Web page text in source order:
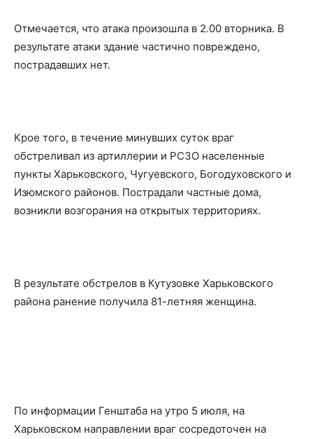
Отмечается, что атака произошла в 2.00 вторника. В
результате атаки здание частично повреждено,
пострадавших нет.
Крое того, в течение минувших суток враг
обстреливал из артиллерии и РСЗО населенные
пункты Харьковского, Чугуевского, Богодуховского и
Изюмского районов. Пострадали частные дома,
возникли возгорания на открытых территориях.
В результате обстрелов в Кутузовке Харьковского
района ранение получила 81-летняя женщина.
По информации Генштаба на утро 5 июля, на
Харьковском направлении враг сосредоточен на